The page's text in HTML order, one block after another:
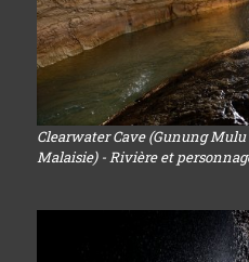
Clearwater Cave (Gunung
Malaisie) - Rivière et